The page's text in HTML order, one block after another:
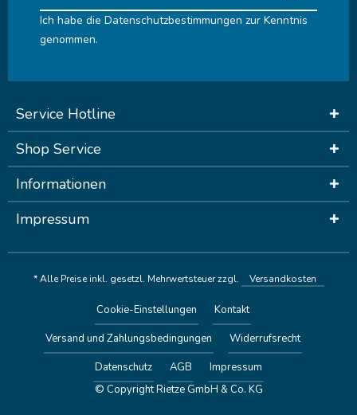
Ich habe die Datenschutzbestimmungen zur Kenntnis
genommen.
Service Hotline
Shop Service
Informationen
Impressum
* Alle Preise inkl. gesetzl. Mehrwertsteuer zzgl. Versandkosten
Cookie-Einstellungen
Kontakt
Versand und Zahlungsbedingungen
Widerrufsrecht
Datenschutz
AGB
Impressum
© Copyright Rietze GmbH & Co. KG